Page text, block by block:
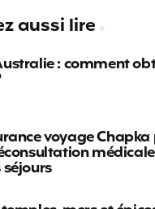
aussi lire
: comment
voyage